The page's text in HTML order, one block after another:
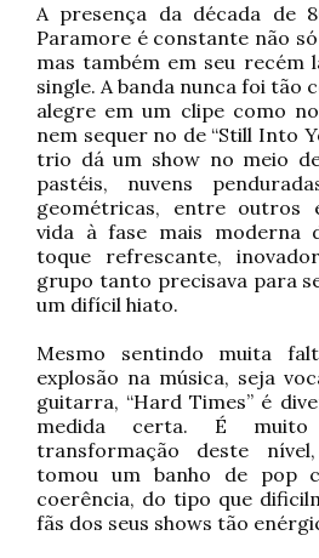
A presença da década de
Paramore é constante não
mas também em seu recém
single. A banda nunca foi tão
alegre em um clipe como
nem sequer no de “Still Into
trio dá um show no meio
pastéis, nuvens
geométricas, entre outros
vida à fase mais moderna
toque refrescante,
grupo tanto precisava para
um difícil hiato.
Mesmo sentindo muita
explosão na música, seja
guitarra, “Hard Times” é
medida certa. É
transformação deste
tomou um banho de pop
coerência, do tipo que
fãs dos seus shows tão